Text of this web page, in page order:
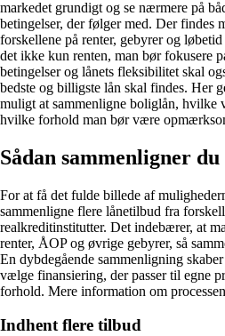
markedet grundigt og se nærmere på
betingelser, der følger med. Der findes
forskellene på renter, gebyrer og
det ikke kun renten, man bør fokusere
betingelser og lånets fleksibilitet skal
bedste og billigste lån skal findes. Her
muligt at sammenligne boliglån, hvilke
hvilke forhold man bør være
Sådan sammenligner
For at få det fulde billede af
sammenligne flere lånetilbud fra
realkreditinstitutter. Det indebærer, at
renter, ÅOP og øvrige gebyrer, så
En dybdegående sammenligning
vælge finansiering, der passer til egne
forhold. Mere information om
Indhent flere tilbud